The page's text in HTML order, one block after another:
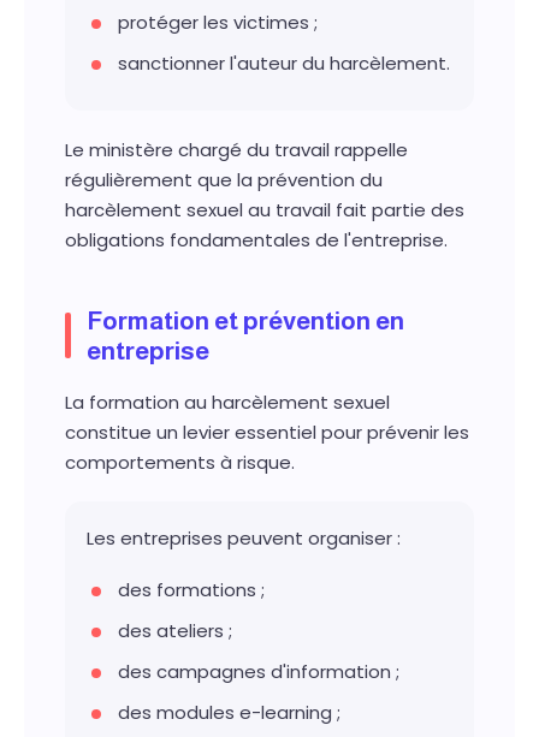
protéger les victimes ;
sanctionner l'auteur du harcèlement.
Le ministère chargé du travail rappelle
régulièrement que la prévention du
harcèlement sexuel au travail fait partie des
obligations fondamentales de l'entreprise.
Formation et prévention en
entreprise
La formation au harcèlement sexuel
constitue un levier essentiel pour prévenir les
comportements à risque.
Les entreprises peuvent organiser :
des formations ;
des ateliers ;
des campagnes d'information ;
des modules e-learning ;